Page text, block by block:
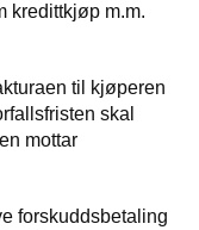
kredittkjøp m.m.
til kjøperen
skal
mottar
forskuddsbetaling